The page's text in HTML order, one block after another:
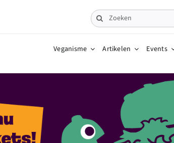
Zoeken
naar:
Veganisme Artikelen Events